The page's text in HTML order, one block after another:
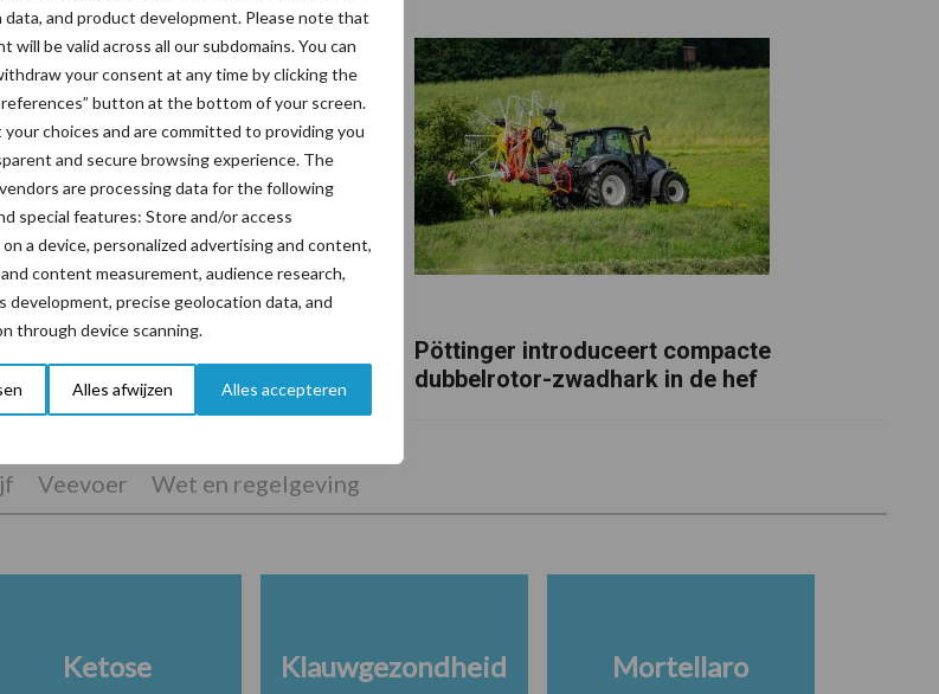
data, and product development. Please note that
will be valid across all our subdomains. You can
your consent at any time by clicking the
button at the bottom of your screen.
choices and are committed to providing you
and secure browsing experience. The
are processing data for the following
special features: Store and/or access
a device, personalized advertising and content,
content measurement, audience research,
development, precise geolocation data, and
through device scanning.
Alles afwijzen Alles accepteren
kilogram melk
Pöttinger introduceert compacte
dubbelrotor-zwadhark in de hef
Veevoer Wet en regelgeving
Ketose Klauwgezondheid Mortellaro